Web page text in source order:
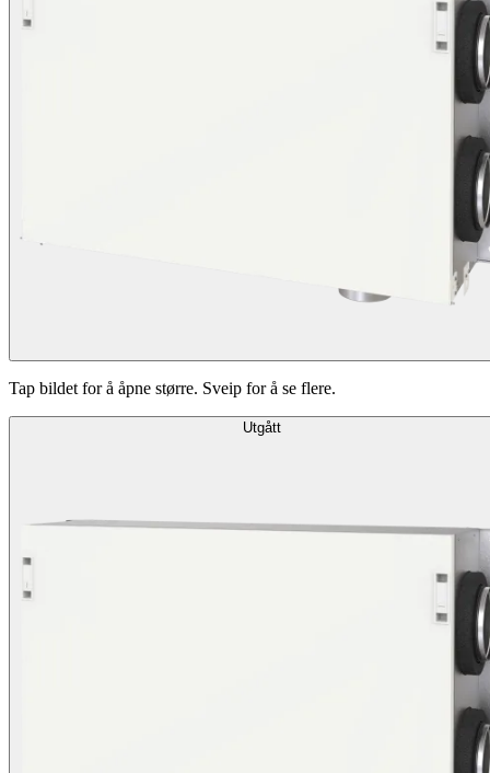
Tap bildet for å åpne større. Sveip for å se flere.
Utgått